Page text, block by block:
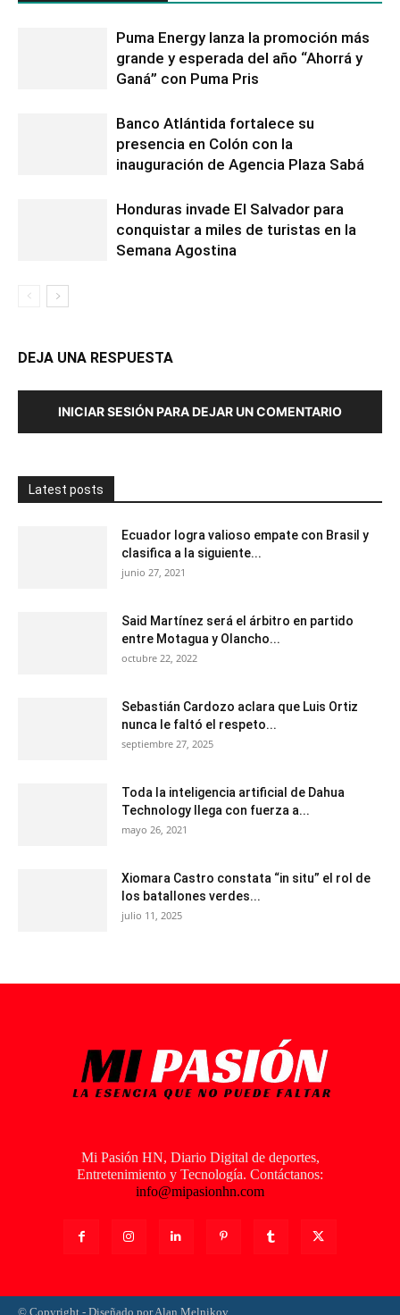
Puma Energy lanza la promoción más
grande y esperada del año “Ahorrá y
Ganá” con Puma Pris
Banco Atlántida fortalece su
presencia en Colón con la
inauguración de Agencia Plaza Sabá
Honduras invade El Salvador para
conquistar a miles de turistas en la
Semana Agostina
DEJA UNA RESPUESTA
INICIAR SESIÓN PARA DEJAR UN COMENTARIO
Latest posts
Ecuador logra valioso empate con Brasil y
clasifica a la siguiente...
junio 27, 2021
Said Martínez será el árbitro en partido
entre Motagua y Olancho...
octubre 22, 2022
Sebastián Cardozo aclara que Luis Ortiz
nunca le faltó el respeto...
septiembre 27, 2025
Toda la inteligencia artificial de Dahua
Technology llega con fuerza a...
mayo 26, 2021
Xiomara Castro constata “in situ” el rol de
los batallones verdes...
julio 11, 2025
Mi Pasión HN, Diario Digital de deportes,
Entretenimiento y Tecnología. Contáctanos:
info@mipasionhn.com
© Copyright - Diseñado por Alan Melnikov